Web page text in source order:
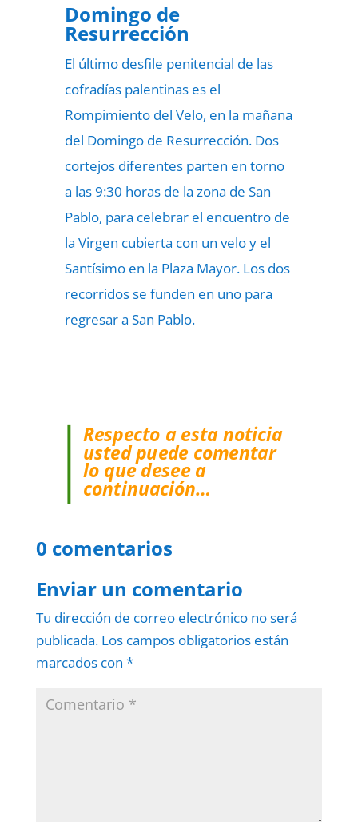
Domingo de
Resurrección
El último desfile penitencial de las
cofradías palentinas es el
Rompimiento del Velo, en la mañana
del Domingo de Resurrección. Dos
cortejos diferentes parten en torno
a las 9:30 horas de la zona de San
Pablo, para celebrar el encuentro de
la Virgen cubierta con un velo y el
Santísimo en la Plaza Mayor. Los dos
recorridos se funden en uno para
regresar a San Pablo.
Respecto a esta noticia
usted puede comentar
lo que desee a
continuación…
0 comentarios
Enviar un comentario
Tu dirección de correo electrónico no será
publicada. Los campos obligatorios están
marcados con *